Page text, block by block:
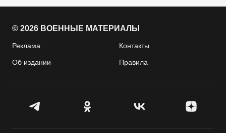
© 2026 ВОЕННЫЕ МАТЕРИАЛЫ
Реклама Контакты
Об издании Правила